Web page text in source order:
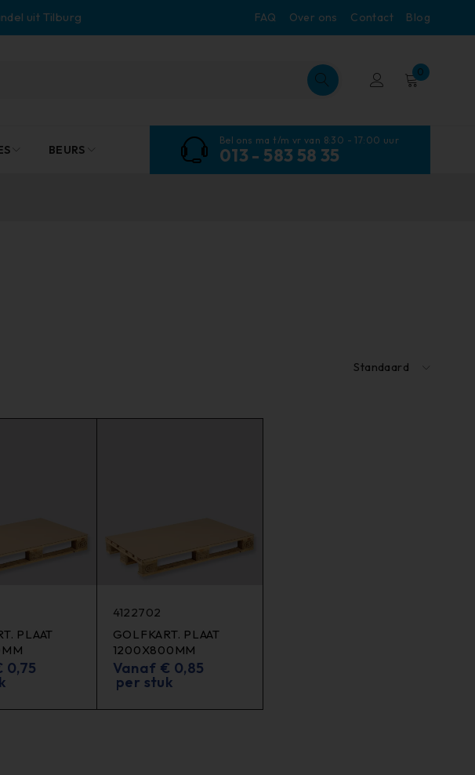
uit Tilburg FAQ Over ons Contact Blog
0
BEURS
Bel ons ma t/m vr van 8:30 - 17:00 uur
013 - 583 58 35
Standaard
PLAAT
0,75
4122702
GOLFKART. PLAAT
1200X800MM
Vanaf € 0,85
per stuk